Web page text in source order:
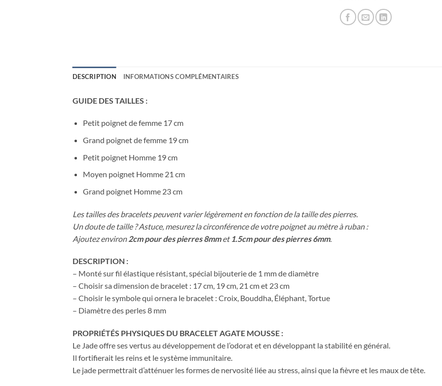
DESCRIPTION INFORMATIONS COMPLÉMENTAIRES
GUIDE DES TAILLES :
Petit poignet de femme 17 cm
Grand poignet de femme 19 cm
Petit poignet Homme 19 cm
Moyen poignet Homme 21 cm
Grand poignet Homme 23 cm
Les tailles des bracelets peuvent varier légèrement en fonction de la taille des pierres.
Un doute de taille ? Astuce, mesurez la circonférence de votre poignet au mètre à ruban :
Ajoutez environ 2cm pour des pierres 8mmet1.5cm pour des pierres 6mm.
DESCRIPTION :
– Monté sur fil élastique résistant, spécial bijouterie de 1 mm de diamètre
– Choisir sa dimension de bracelet : 17 cm, 19 cm, 21 cm et 23 cm
– Choisir le symbole qui ornera le bracelet : Croix, Bouddha, Éléphant, Tortue
– Diamètre des perles 8 mm
PROPRIÉTÉS PHYSIQUES DU BRACELET AGATE MOUSSE :
Le Jade offre ses vertus au développement de l’odorat et en développant la stabilité en général.
Il fortifierait les reins et le système immunitaire.
Le jade permettrait d’atténuer les formes de nervosité liée au stress, ainsi que la fièvre et les maux de tête.